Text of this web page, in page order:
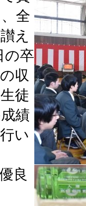
全
え
の卒
収
徒
績
い
良